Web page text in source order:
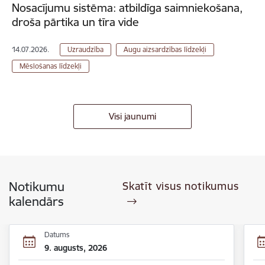
Nosacījumu sistēma: atbildīga saimniekošana,
droša pārtika un tīra vide
14.07.2026. Uzraudzība
Augu aizsardzības līdzekļi
Mēslošanas līdzekļi
Visi jaunumi
Notikumu
kalendārs
Skatīt visus notikumus
Datums
9. augusts, 2026